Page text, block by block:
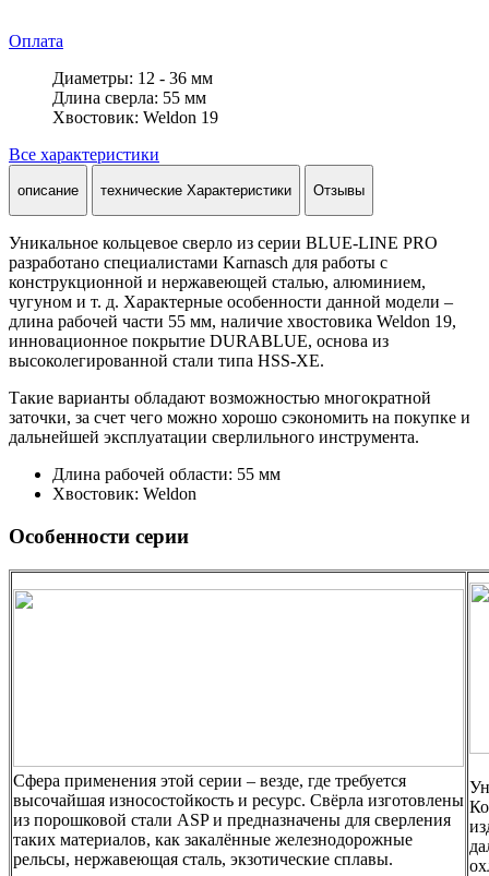
Оплата
Диаметры: 12 - 36 мм
Длина сверла: 55 мм
Хвостовик: Weldon 19
Все характеристики
описание технические Характеристики Отзывы
Уникальное кольцевое сверло из серии BLUE-LINE PRO
разработано специалистами Karnasch для работы с
конструкционной и нержавеющей сталью, алюминием,
чугуном и т. д. Характерные особенности данной модели –
длина рабочей части 55 мм, наличие хвостовика Weldon 19,
инновационное покрытие DURABLUE, основа из
высоколегированной стали типа HSS-XE.
Такие варианты обладают возможностью многократной
заточки, за счет чего можно хорошо сэкономить на покупке и
дальнейшей эксплуатации сверлильного инструмента.
Длина рабочей области: 55 мм
Хвостовик: Weldon
Особенности серии
Сфера применения этой серии – везде, где требуется
высочайшая износостойкость и ресурс. Свёрла изготовлены
из порошковой стали ASP и предназначены для сверления
таких материалов, как закалённые железнодорожные
рельсы, нержавеющая сталь, экзотические сплавы.